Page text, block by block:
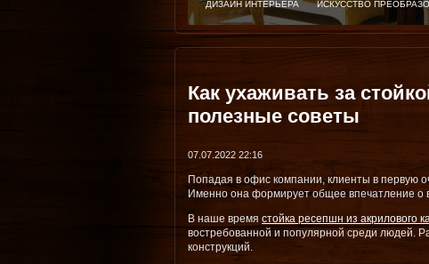
ДИЗАЙН ИНТЕРЬЕРА ИСКУССТВО
Как ухаживать за
полезные советы
07.07.2022 22:16
Попадая в офис компании, клиенты в первую
Именно она формирует общее впечатление о
В наше время стойка ресепшн из акрилового
востребованной и популярной среди людей.
конструкций.